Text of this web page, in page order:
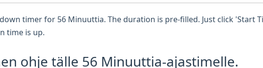
timer for 56 Minuuttia. The duration is pre-filled. Just click 'Start
time is up.
ohje tälle 56 Minuuttia-ajastimelle.